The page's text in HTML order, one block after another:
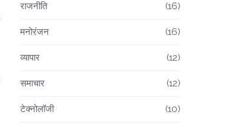
राजनीति (16)
मनोरंजन (16)
व्यापार (12)
समाचार (12)
टेक्नोलॉजी (10)